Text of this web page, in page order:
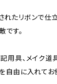
れたリボンで仕
です。
用具、メイク
自由に入れてお